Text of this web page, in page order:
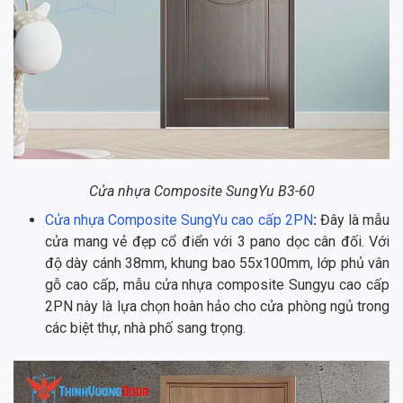
Cửa nhựa Composite SungYu B3-60
Cửa nhựa Composite SungYu cao cấp 2PN: Đây là mẫu
cửa mang vẻ đẹp cổ điển với 3 pano dọc cân đối. Với
độ dày cánh 38mm, khung bao 55x100mm, lớp phủ vân
gỗ cao cấp, mẫu cửa nhựa composite Sungyu cao cấp
2PN này là lựa chọn hoàn hảo cho cửa phòng ngủ trong
các biệt thự, nhà phố sang trọng.